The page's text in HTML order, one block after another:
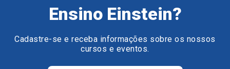
Ensino Einstein?
Cadastre-se e receba informações sobre os nossos
cursos e eventos.